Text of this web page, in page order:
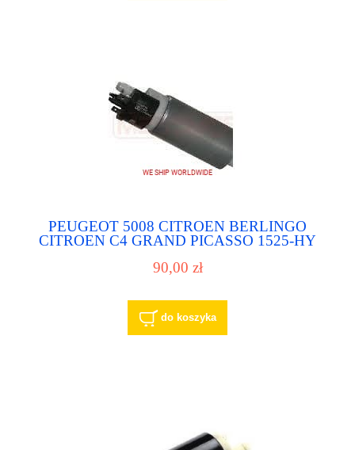
PEUGEOT 5008 CITROEN BERLINGO
CITROEN C4 GRAND PICASSO 1525-HY
90,00 zł
do koszyka